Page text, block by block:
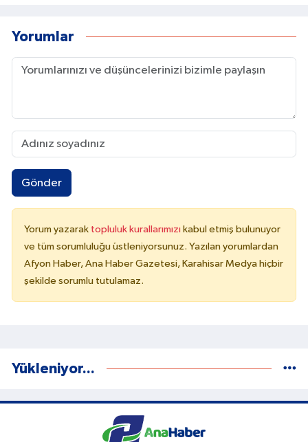
Yorumlar
Gönder
Yorum yazarak topluluk kurallarımızı kabul etmiş bulunuyor
ve tüm sorumluluğu üstleniyorsunuz. Yazılan yorumlardan
Afyon Haber, Ana Haber Gazetesi, Karahisar Medya hiçbir
şekilde sorumlu tutulamaz.
Yükleniyor...